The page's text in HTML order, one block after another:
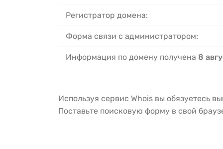
Регистратор домена:
Форма связи с администратором:
Информация по домену получена 8
Используя сервис Whois вы обязуетесь
Поставьте поисковую форму в свой